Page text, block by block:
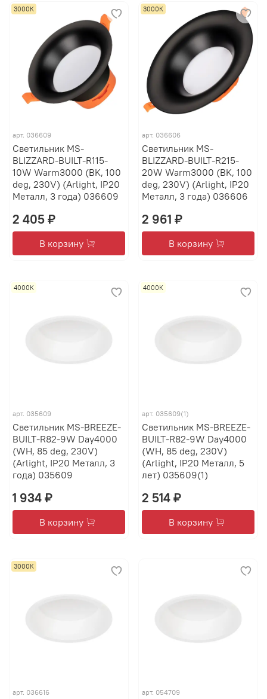
3000К
арт. 036609
Светильник MS-
BLIZZARD-BUILT-R115-
10W Warm3000 (BK, 100
deg, 230V) (Arlight, IP20
Металл, 3 года) 036609
2 405 ₽
В корзину
3000К
арт. 036606
Светильник MS-
BLIZZARD-BUILT-R215-
20W Warm3000 (BK, 100
deg, 230V) (Arlight, IP20
Металл, 3 года) 036606
2 961 ₽
В корзину
4000К
арт. 035609
Светильник MS-BREEZE-
BUILT-R82-9W Day4000
(WH, 85 deg, 230V)
(Arlight, IP20 Металл, 3
года) 035609
1 934 ₽
В корзину
4000К
арт. 035609(1)
Светильник MS-BREEZE-
BUILT-R82-9W Day4000
(WH, 85 deg, 230V)
(Arlight, IP20 Металл, 5
лет) 035609(1)
2 514 ₽
В корзину
3000К
арт. 036616 арт. 054709